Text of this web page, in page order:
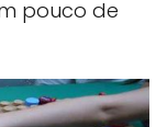
pouco de